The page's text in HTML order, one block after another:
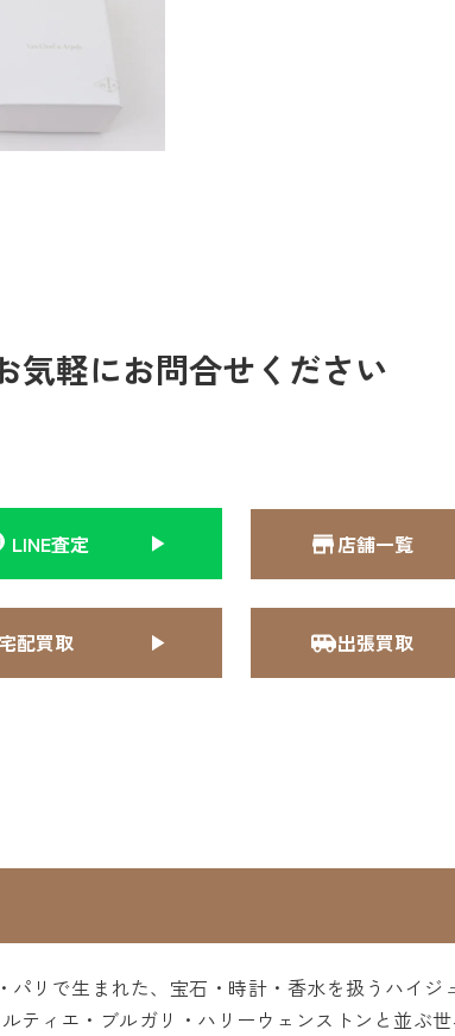
気軽にお問合せください
LINE査定 店舗一覧
配買取 出張買取
パリで生まれた、宝石・時計・香水を扱うハイ
ティエ・ブルガリ・ハリーウェンストンと並ぶ